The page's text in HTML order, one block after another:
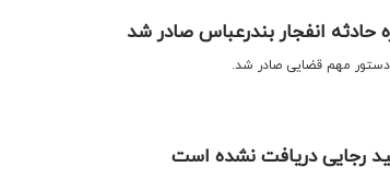
انفجار بندرعباس صادر شد
رجایی دریافت نشده است